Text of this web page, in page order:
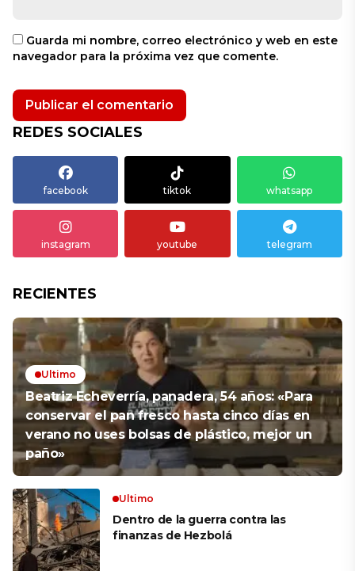
Guarda mi nombre, correo electrónico y web en este
navegador para la próxima vez que comente.
REDES SOCIALES
facebook tiktok whatsapp
instagram youtube telegram
RECIENTES
Ultimo
Beatriz Echeverría, panadera, 54 años: «Para
conservar el pan fresco hasta cinco días en
verano no uses bolsas de plástico, mejor un
paño»
Ultimo
Dentro de la guerra contra las
finanzas de Hezbolá